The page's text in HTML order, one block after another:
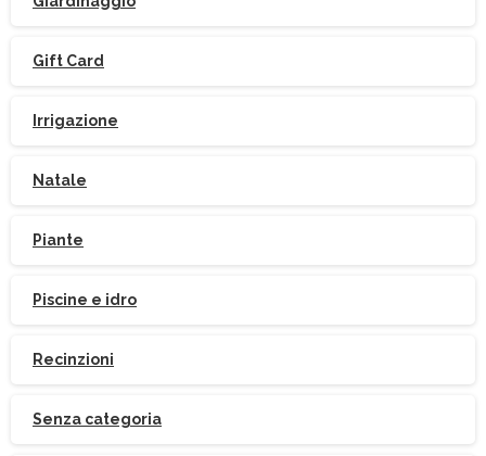
Gift Card
Irrigazione
Natale
Piante
Piscine e idro
Recinzioni
Senza categoria